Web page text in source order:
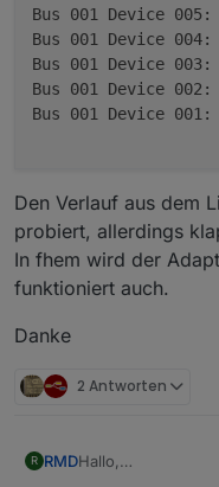
Bus 001 Device 005:
Bus 001 Device 004:
Bus 001 Device 003:
Bus 001 Device 002:
Bus 001 Device 001:
Den Verlauf aus dem
probiert, allerdings
In fhem wird der
funktioniert auch.
Danke
2 Antworten
R RMDHallo,